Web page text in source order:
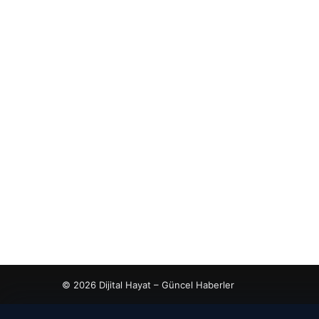
© 2026 Dijital Hayat – Güncel Haberler